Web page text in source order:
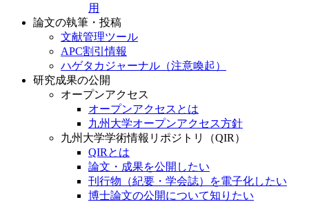
用
論文の執筆・投稿
文献管理ツール
APC割引情報
ハゲタカジャーナル（注意喚起）
研究成果の公開
オープンアクセス
オープンアクセスとは
九州大学オープンアクセス方針
九州大学学術情報リポジトリ（QIR）
QIRとは
論文・成果を公開したい
刊行物（紀要・学会誌）を電子化したい
博士論文の公開について知りたい